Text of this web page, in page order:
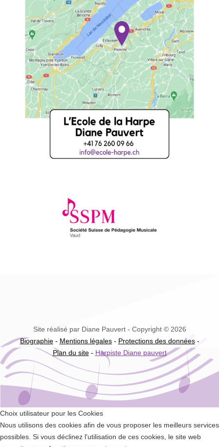
Site réalisé par Diane Pauvert - Copyright © 2026
Biographie- Mentions légales- Protections des données-
Plan du site- Harpiste Diane pauvert
Choix utilisateur pour les Cookies
Nous utilisons des cookies afin de vous proposer les meilleurs services
possibles. Si vous déclinez l'utilisation de ces cookies, le site web